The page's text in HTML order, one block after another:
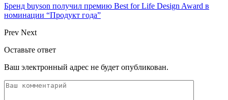
Бренд buyson получил премию Best for Life Design Award в
номинации “Продукт года”
Prev Next
Оставьте ответ
Ваш электронный адрес не будет опубликован.